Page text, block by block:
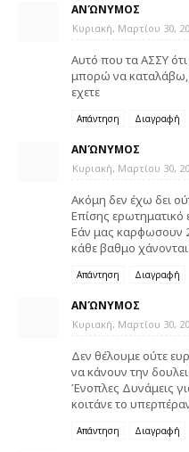
ΑΝΏΝΥΜΟΣ
Κυριακή, Μαρτίου 30,
Αυτό που τα ΑΣΣΥ ότι
μπορώ να καταλάβω,
εχετε
Απάντηση Διαγραφή
ΑΝΏΝΥΜΟΣ
Κυριακή, Μαρτίου 30,
Ακόμη δεν έχω δει
Επίσης ερωτηματικό
Εάν μας καρφωσουν
κάθε βαθμο
Απάντηση Διαγραφή
ΑΝΏΝΥΜΟΣ
Κυριακή, Μαρτίου 30,
Δεν θέλουμε ούτε
να κάνουν την
Ένοπλες Δυνάμεις
κοιτάνε το
Απάντηση Διαγραφή